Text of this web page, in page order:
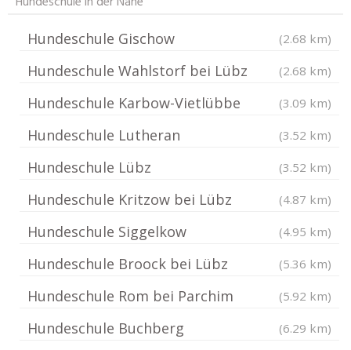
Hundeschule Gischow (2.68 km)
Hundeschule Wahlstorf bei Lübz (2.68 km)
Hundeschule Karbow-Vietlübbe (3.09 km)
Hundeschule Lutheran (3.52 km)
Hundeschule Lübz (3.52 km)
Hundeschule Kritzow bei Lübz (4.87 km)
Hundeschule Siggelkow (4.95 km)
Hundeschule Broock bei Lübz (5.36 km)
Hundeschule Rom bei Parchim (5.92 km)
Hundeschule Buchberg (6.29 km)